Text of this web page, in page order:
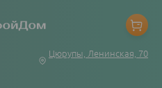
Цюрупы, Ленинская, 70